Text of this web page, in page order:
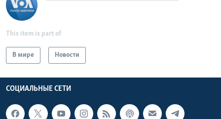
This item is part of
В мире Новости
СОЦИАЛЬНЫЕ СЕТИ